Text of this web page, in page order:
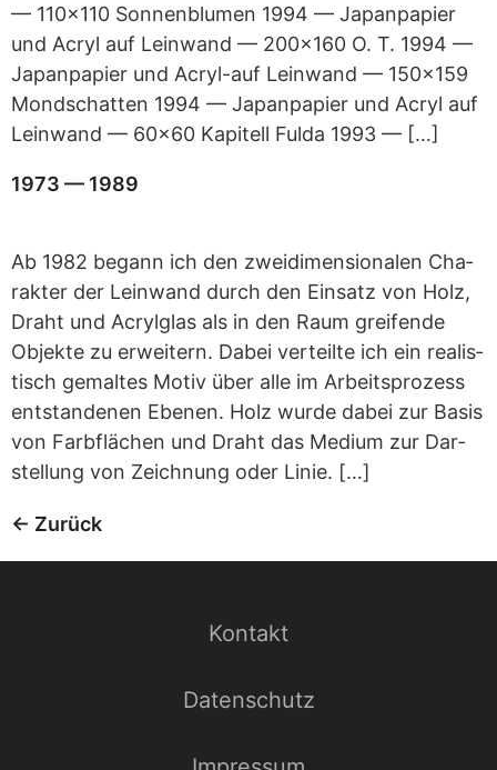
— 110x110 Son­nen­blu­men 1994 — Japan­pa­pier
und Acryl auf Lein­wand — 200x160 O. T. 1994 —
Japan­pa­pier und Acryl-auf Lein­wand — 150x159
Mond­schat­ten 1994 — Japan­pa­pier und Acryl auf
Lein­wand — 60x60 Kapi­tell Fulda 1993 — […]
1973 — 1989
Ab 1982 begann ich den zwei­di­men­sio­na­len Cha­
rak­ter der Lein­wand durch den Ein­satz von Holz,
Draht und Acryl­glas als in den Raum grei­fende
Objekte zu erwei­tern. Dabei ver­teilte ich ein rea­lis­
tisch gemal­tes Motiv über alle im Arbeits­pro­zess
ent­stan­de­nen Ebe­nen. Holz wurde dabei zur Basis
von Farb­flä­chen und Draht das Medium zur Dar­
stel­lung von Zeich­nung oder Linie. […]
← Zurück
Kontakt
Datenschutz